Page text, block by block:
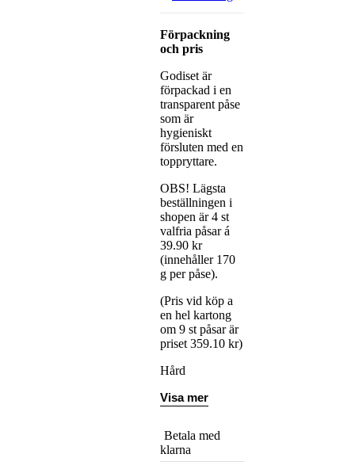
Förpackning
och pris
Godiset är
förpackad i en
transparent påse
som är
hygieniskt
försluten med en
toppryttare.
OBS! Lägsta
beställningen i
shopen är 4 st
valfria påsar á
39.90 kr
(innehåller 170
g per påse).
(Pris vid köp a
en hel kartong
om 9 st påsar är
priset 359.10 kr)
Hård
Visa mer
Betala med
klarna